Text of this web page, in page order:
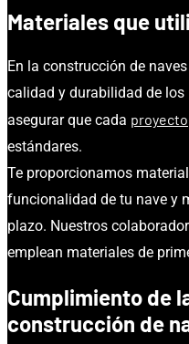
Materiales que
En la construcción de
calidad y durabilidad de
asegurar que cada proyecto
estándares.
Te proporcionamos
funcionalidad de tu nave y
plazo. Nuestros
emplean materiales de
Cumplimiento de
construcción de